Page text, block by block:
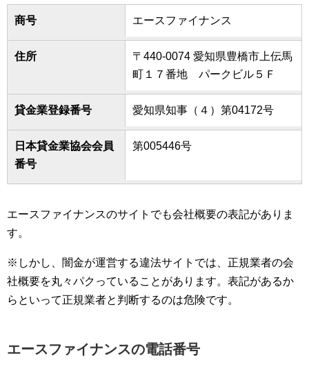
商号 エースファイナンス
住所
〒440-0074 愛知県豊橋市上伝馬
町１７番地 パークビル５Ｆ
貸金業登録番号 愛知県知事（４）第04172号
日本貸金業協会会員
番号
第005446号
エースファイナンスのサイトでも会社概要の表記がありま
す。
※しかし、闇金が運営する違法サイトでは、正規業者の会
社概要を丸々パクっていることがあります。表記があるか
らといって正規業者と判断するのは危険です。
エースファイナンスの電話番号